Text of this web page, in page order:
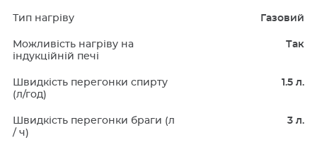
Тип нагріву Газовий
Можливість нагріву на
індукційній печі
Так
Швидкість перегонки спирту
(л/год)
1.5 л.
Швидкість перегонки браги (л
/ ч)
3 л.